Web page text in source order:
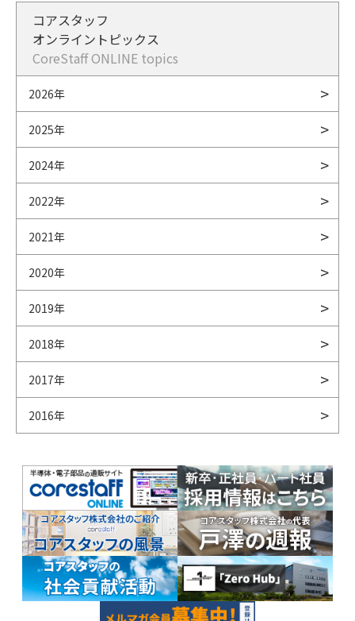
コアスタッフ
オンライントピックス
CoreStaff ONLINE topics
2026年
2025年
2024年
2022年
2021年
2020年
2019年
2018年
2017年
2016年